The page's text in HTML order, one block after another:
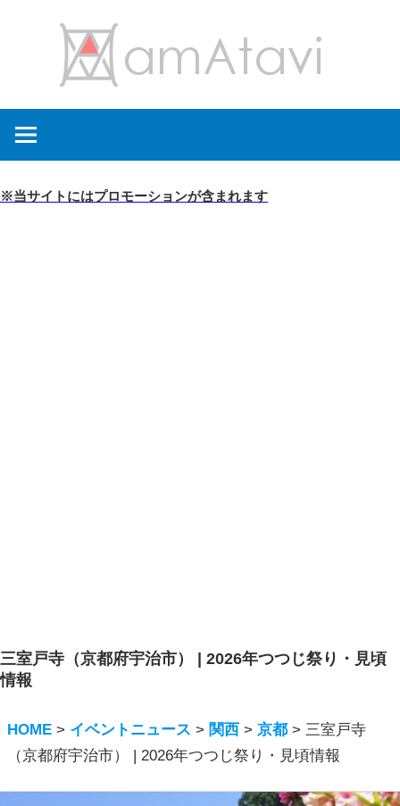
キ
を
→
※当サイトにはプロモーションが含まれます
三室戸寺（京都府宇治市） | 2026年つつじ祭り・見頃
情報
HOME > イベントニュース > 関西 >京都 > 三室戸寺
（京都府宇治市） | 2026年つつじ祭り・見頃情報